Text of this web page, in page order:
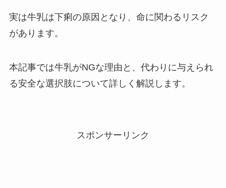
実は牛乳は下痢の原因となり、命に関わるリスク
があります。
本記事では牛乳がNGな理由と、代わりに与えられ
る安全な選択肢について詳しく解説します。
スポンサーリンク